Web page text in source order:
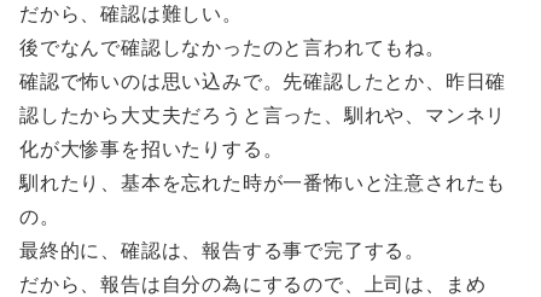
だから、確認は難しい。
後でなんで確認しなかったのと言われてもね。
確認で怖いのは思い込みで。先確認したとか、昨日確
認したから大丈夫だろうと言った、馴れや、マンネリ
化が大惨事を招いたりする。
馴れたり、基本を忘れた時が一番怖いと注意されたも
の。
最終的に、確認は、報告する事で完了する。
だから、報告は自分の為にするので、上司は、まめ